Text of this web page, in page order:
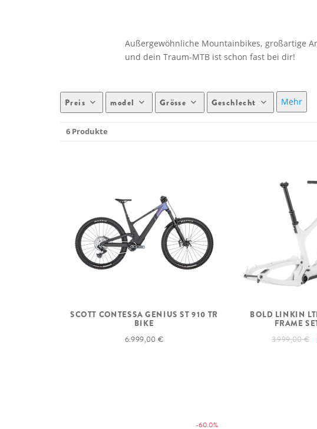
Außergewöhnliche Mountainbikes, großartige
und dein Traum-MTB ist schon fast bei dir!
Preis model Grösse Geschlecht Mehr
6 Produkte
SCOTT CONTESSA GENIUS ST 910 TR
BIKE
6.999,00 €
BOLD LINKIN
FRAME
3.999,00 €
-60.0%